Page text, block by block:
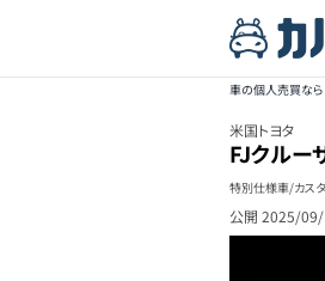
車の個人売買なら
米国トヨタ
FJクルー
特別仕様車/カス
公開 2025/09/